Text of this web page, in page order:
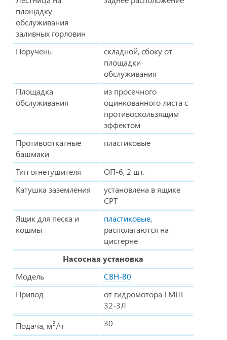
площадку
обслуживания
заливных горловин
Поручень
складной, сбоку от
площадки
обслуживания
Площадка
обслуживания
из просечного
оцинкованного листа с
противоскользящим
эффектом
Противооткатные
башмаки
пластиковые
Тип огнетушителя
ОП-6, 2 шт.
Катушка заземления
установлена в ящике
СРТ
Ящик для песка и
кошмы
пластиковые,
располагаются на
цистерне
Насосная установка
Модель
СВН-80
Привод
от гидромотора ГМШ
32-3Л
Подача, м3/ч
30